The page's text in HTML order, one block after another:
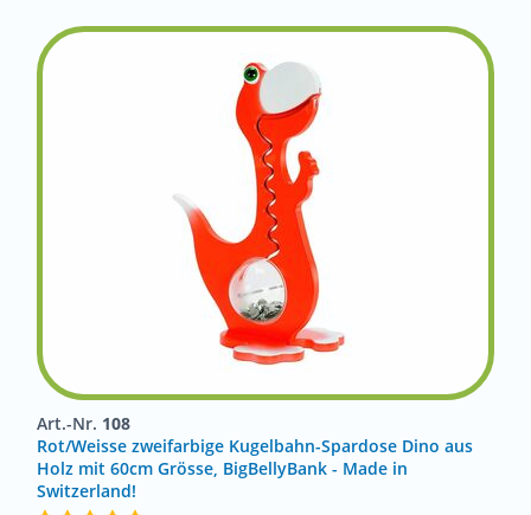
Art.-Nr. 108
Rot/Weisse zweifarbige Kugelbahn-Spardose Dino aus
Holz mit 60cm Grösse, BigBellyBank - Made in
Switzerland!